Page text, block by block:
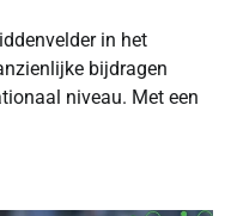
in het
bijdragen
niveau. Met een